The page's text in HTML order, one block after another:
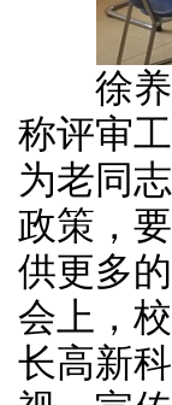
徐养
称评审
为老同
政策，
供更多
会上，
长高新